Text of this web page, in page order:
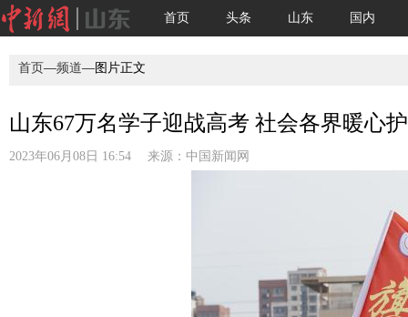
首页 头条 山东 国内
首页—频道—图片正文
山东67万名学子迎战高考 社会各界暖心
2023年06月08日 16:54 来源： 中国新闻网